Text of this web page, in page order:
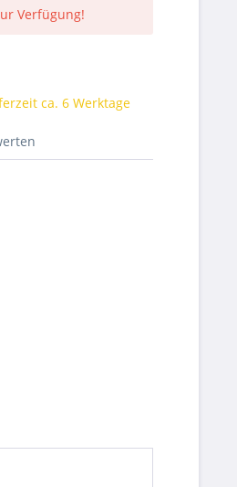
Verfügung!
ca. 6 Werktage